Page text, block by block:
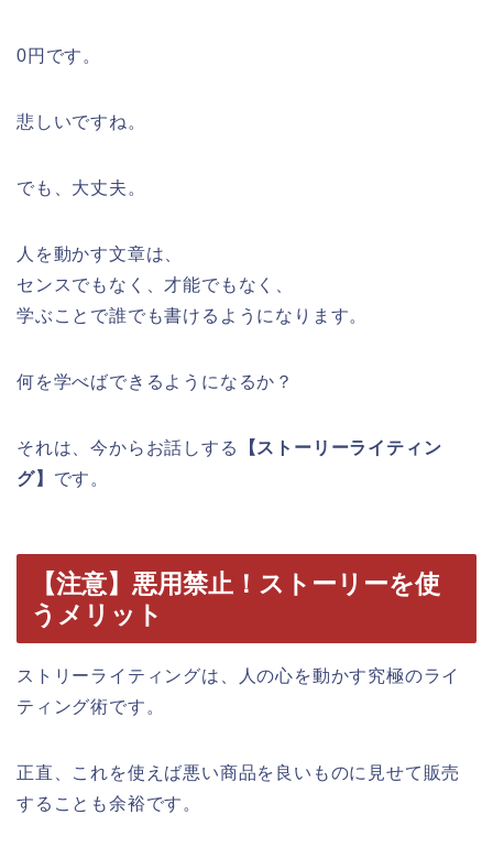
0円です。
悲しいですね。
でも、大丈夫。
人を動かす文章は、
センスでもなく、才能でもなく、
学ぶことで誰でも書けるようになります。
何を学べばできるようになるか？
それは、今からお話しする
【ストーリーライティン
グ】 です。
【注意】悪用禁止！ストーリーを使
うメリット
ストリーライティングは、人の心を動かす究極のライ
ティング術です。
正直、これを使えば悪い商品を良いものに見せて販売
することも余裕です。